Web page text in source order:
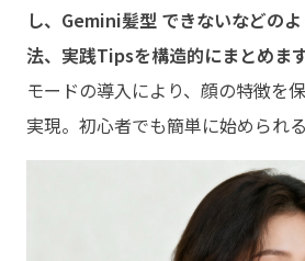
し、Gemini髪型 できないなどの
法、実践Tipsを構造的にまとめます
モードの導入により、顔の特徴を
実現。初心者でも簡単に始められる